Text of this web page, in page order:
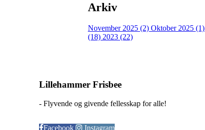
Arkiv
November 2025 (2) Oktober 2025 (1)
(18) 2023 (22)
Lillehammer Frisbee
- Flyvende og givende fellesskap for alle!
Facebook Instagram